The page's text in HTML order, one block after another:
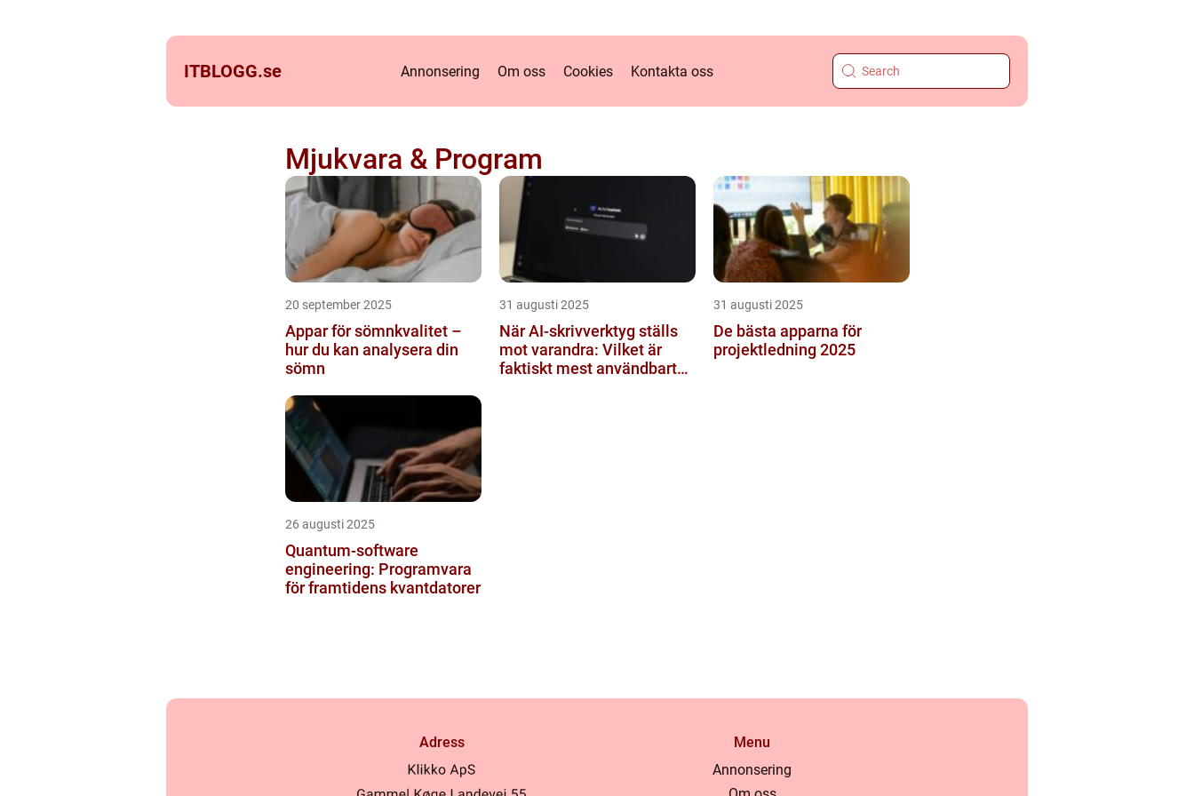
ITBLOGG.se Annonsering Om oss Cookies Kontakta oss
Mjukvara & Program
20 september 2025
Appar för sömnkvalitet –
hur du kan analysera din
sömn
31 augusti 2025
När AI-skrivverktyg ställs
mot varandra: Vilket är
faktiskt mest användbart
31 augusti 2025
De bästa apparna för
projektledning 2025
26 augusti 2025
Quantum‑software
engineering: Programvara
för framtidens kvantdatorer
Adress
Menu
Annonsering